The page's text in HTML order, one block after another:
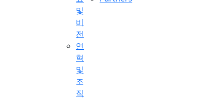
및
비
전
연
혁
및
조
직